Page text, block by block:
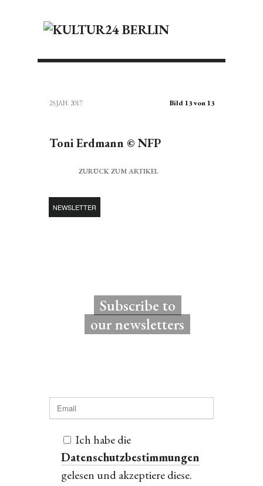
25 JAN. 2017 Bild 13 von 13
Toni Erdmann © NFP
ZURÜCK ZUM ARTIKEL
NEWSLETTER
Subscribe to
our newsletters
Ich habe die
Datenschutzbestimmungen
gelesen und akzeptiere diese.